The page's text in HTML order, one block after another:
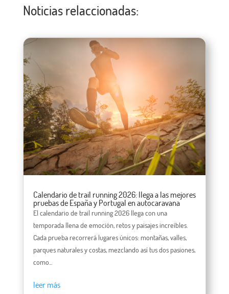
Noticias relaccionadas:
Calendario de trail running 2026: llega a las mejores
pruebas de España y Portugal en autocaravana
El calendario de trail running 2026 llega con una
temporada llena de emoción, retos y paisajes increíbles.
Cada prueba recorrerá lugares únicos: montañas, valles,
parques naturales y costas, mezclando así tus dos pasiones,
como...
leer más